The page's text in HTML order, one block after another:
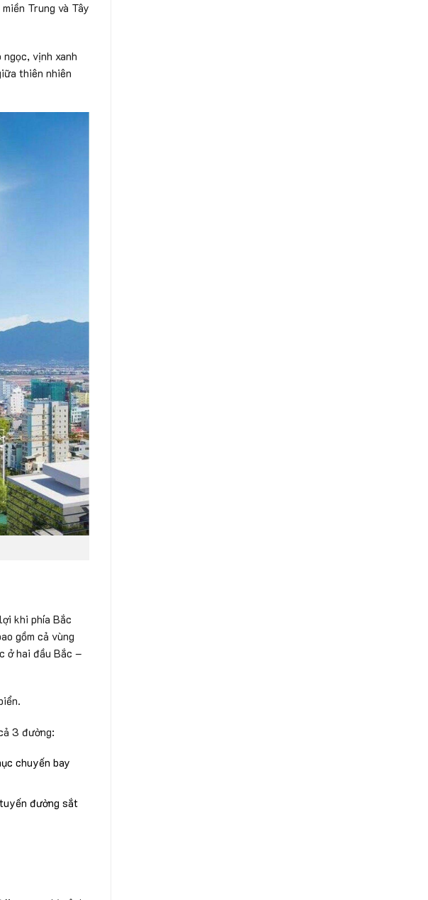
Trung và Tây
vịnh xanh
thiên nhiên
khi phía Bắc
gồm cả vùng
ở hai đầu Bắc –
3 đường:
chuyến bay
đường sắt